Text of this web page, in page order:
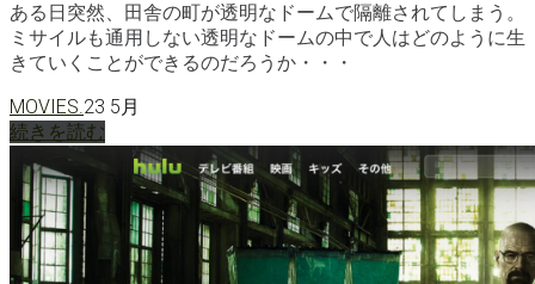
ある日突然、田舎の町が透明なドームで隔離されてしまう。
ミサイルも通用しない透明なドームの中で人はどのように生
きていくことができるのだろうか・・・
MOVIES.23 5月
続きを読む